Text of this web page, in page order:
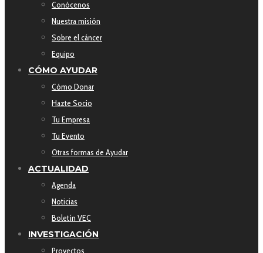
Conócenos
Nuestra misión
Sobre el cáncer
Equipo
CÓMO AYUDAR
Cómo Donar
Hazte Socio
Tu Empresa
Tu Evento
Otras formas de Ayudar
ACTUALIDAD
Agenda
Noticias
Boletín VEC
INVESTIGACIÓN
Proyectos